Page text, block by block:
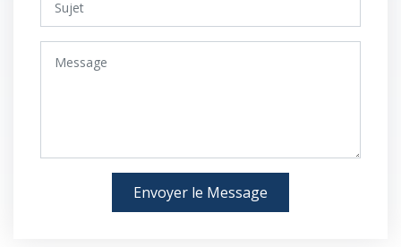
Envoyer le Message